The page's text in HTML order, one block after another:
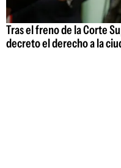
Tras el freno de la Corte
decreto el derecho a la